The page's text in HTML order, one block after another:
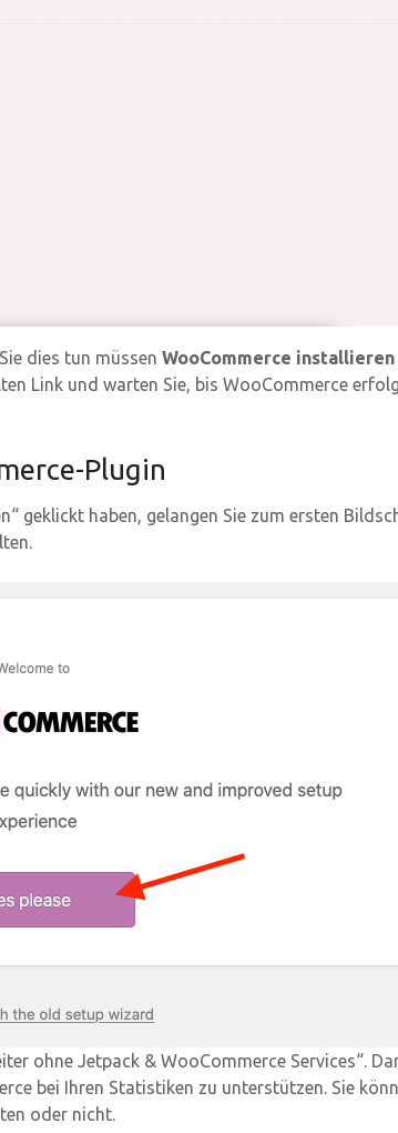
dies tun müssen WooCommerce installieren
Link und warten Sie, bis WooCommerce
Plugin
geklickt haben, gelangen Sie zum ersten
ohne Jetpack & WooCommerce Services“.
bei Ihren Statistiken zu unterstützen. Sie
oder nicht.